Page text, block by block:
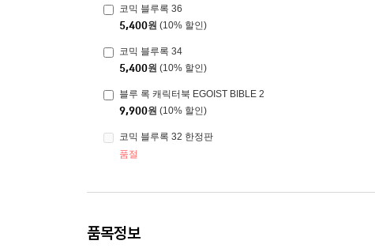
코믹 블루록 36
5,400원 (10% 할인)
코믹 블루록 34
5,400원 (10% 할인)
블루 록 캐릭터북 EGOIST BIBLE 2
9,900원 (10% 할인)
코믹 블루록 32 한정판
품절
품목정보